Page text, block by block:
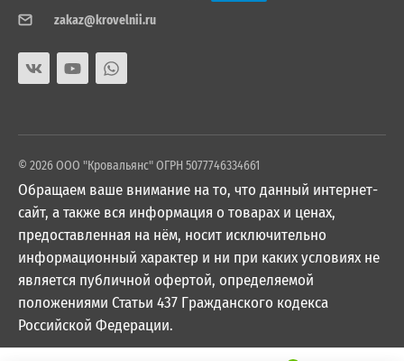
zakaz@krovelnii.ru
© 2026 ООО "Кровальянс" ОГРН 5077746334661
Обращаем ваше внимание на то, что данный интернет-
сайт, а также вся информация о товарах и ценах,
предоставленная на нём, носит исключительно
информационный характер и ни при каких условиях не
является публичной офертой, определяемой
положениями Статьи 437 Гражданского кодекса
Российской Федерации.